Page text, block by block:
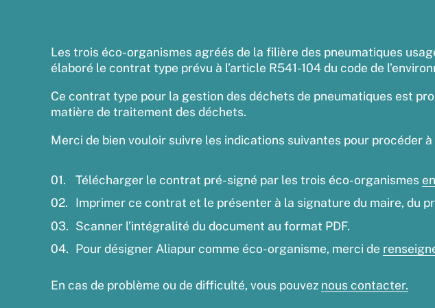
Les trois éco-organismes agréés de la filière des pneumatiques
élaboré le contrat type prévu à l’article R541-104 du code de
Ce contrat type pour la gestion des déchets de pneumatiques est
matière de traitement des déchets.
Merci de bien vouloir suivre les indications suivantes pour procéder
Télécharger le contrat pré-signé par les trois éco-organismes
Imprimer ce contrat et le présenter à la signature du maire, du
Scanner l’intégralité du document au format PDF.
Pour désigner Aliapur comme éco-organisme, merci de
En cas de problème ou de difficulté, vous pouvez nous contacter.